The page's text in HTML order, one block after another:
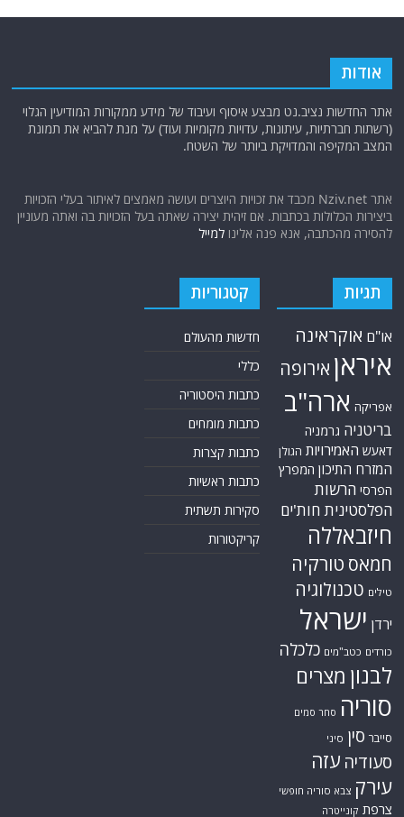
אודות
אתר החדשות נציב.נט מבצע איסוף ועיבוד של מידע ממקורות המודיעין הגלוי
(רשתות חברתיות, עיתונות, עדויות מקומיות ועוד) על מנת להביא את תמונת
המצב המקיפה והמדויקת ביותר של השטח.
אתר Nziv.net מכבד את זכויות היוצרים ועושה מאמצים לאיתור בעלי הזכויות
ביצירות הכלולות בכתבות. אם זיהית יצירה שאתה בעל הזכויות בה ואתה מעוניין
להסירה מהכתבה, אנא פנה אלינולמייל
תגיות
או"ם אוקראינה
איראן אירופה
אפריקה ארה"ב
בריטניה גרמניה
דאעש האמירויות הגולן
המזרח התיכון המפרץ
הפרסי הרשות
הפלסטינית חות'ים
חיזבאללה
חמאס טורקיה
טילים טכנולוגיה
ירדן ישראל
כורדים כטב"מים כלכלה
לבנון מצרים
סוריה סחר סמים
סייבר סין סיני
סעודיה עזה
עירק צבא סוריה חופשי
צרפת קונייטרה
קטגוריות
חדשות מהעולם
כללי
כתבות היסטוריה
כתבות מומחים
כתבות קצרות
כתבות ראשיות
סקירות תשתית
קריקטורות